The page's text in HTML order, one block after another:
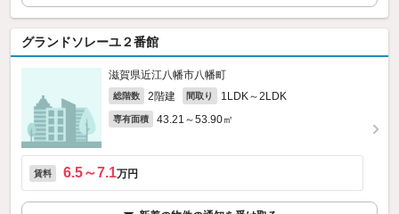
グランドソレーユ２番館
滋賀県近江八幡市八幡町
総階数 2階建 間取り 1LDK～2LDK
専有面積 43.21～53.90㎡
賃料 6.5～7.1万円